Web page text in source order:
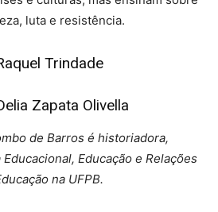
luta e resistência.
Trindade
Zapata Olivella
de Barros é historiadora,
Educação e Relações
na UFPB.